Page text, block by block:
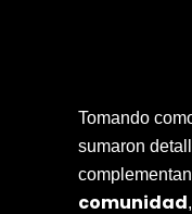
Tomando
sumaron
comunidad